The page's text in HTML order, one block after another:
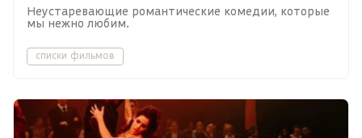
Неустаревающие романтические комедии, которые
мы нежно любим.
списки фильмов